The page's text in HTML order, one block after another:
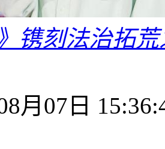
》镌刻法治拓
月07日